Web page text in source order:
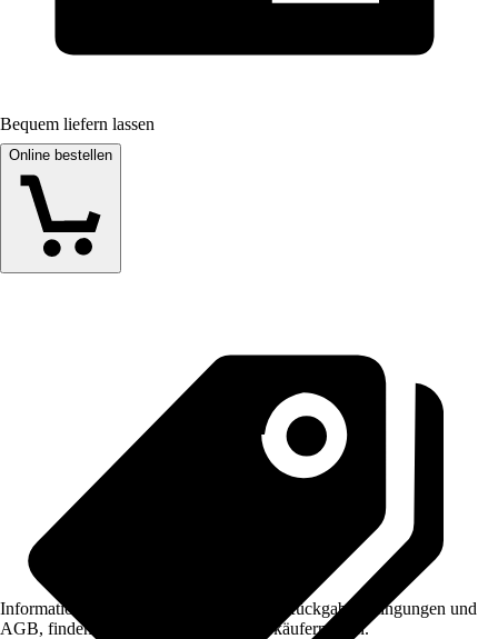
Bequem liefern lassen
Online bestellen
Informationen des Verkäufers, wie z. B. Rückgabebedingungen und
AGB, finden Sie bei Klick auf den Verkäufernamen.